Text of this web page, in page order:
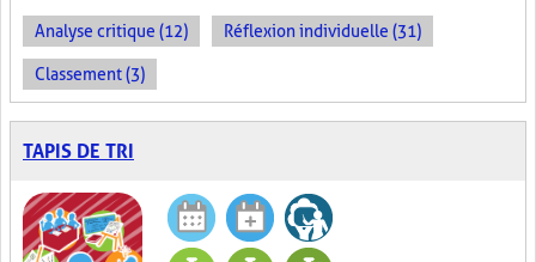
Analyse critique (12) Réflexion individuelle (31)
Classement (3)
TAPIS DE TRI